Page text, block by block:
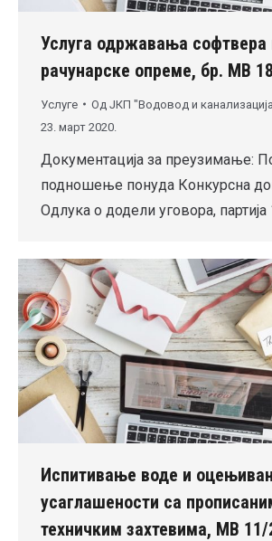
Услуга одржавања софтвера
рачунарске опреме, бр. МВ
Услуге Од ЈКП "Водовод и
23. март 2020.
Документација за преузимање:
подношење понуда Конкурсна
Одлука о додели уговора, партија
Испитивање воде и
усаглашености са
техничким захтевима, МВ 11/